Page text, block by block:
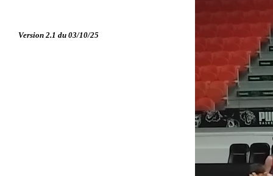
Version 2.1 du 03/10/25